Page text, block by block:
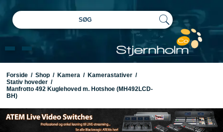
SØG
Forside / Shop / Kamera / Kamerastativer /
Stativ hoveder /
Manfrotto 492 Kuglehoved m. Hotshoe (MH492LCD-
BH)